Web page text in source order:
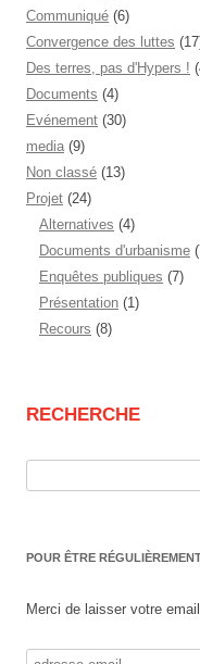
Communiqué (6)
Convergence des luttes
Des terres, pas d'Hypers !
Documents (4)
Evénement (30)
media (9)
Non classé (13)
Projet (24)
Alternatives (4)
Documents d'urbanisme
Enquêtes publiques (7)
Présentation (1)
Recours (8)
RECHERCHE
POUR ÊTRE
Merci de laisser votre email